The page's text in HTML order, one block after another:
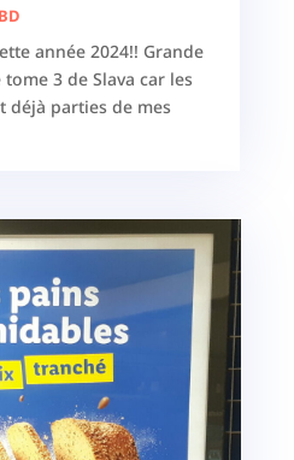
année 2024!! Grande
3 de Slava car les
déjà parties de mes